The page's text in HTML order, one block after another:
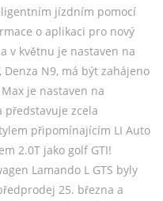
jízdním pomocí
o aplikaci pro nový
v květnu je nastaven na
Denza N9, má být zahájeno
je nastaven na
představuje zcela
připomínajícím LI Auto
2.0T jako golf GTI!
Lamando L GTS byly
25. března a